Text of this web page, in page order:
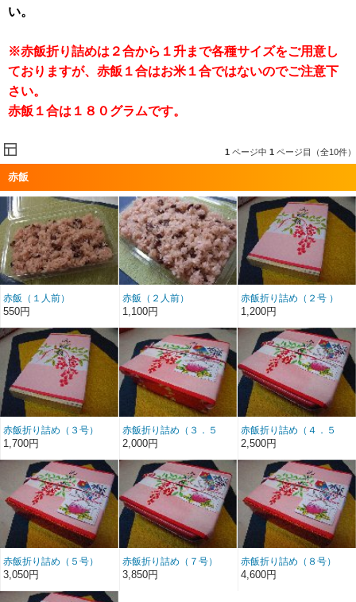
い。
※赤飯折り詰めは２合から１升まで各種サイズをご用意し
ておりますが、赤飯１合はお米１合ではないのでご注意下
さい。
赤飯１合は１８０グラムです。
1 ページ中 1 ページ目（全10件）
赤飯
赤飯（１人前）
550円
赤飯（２人前）
1,100円
赤飯折り詰め（２号 ）
1,200円
赤飯折り詰め（３号）
1,700円
赤飯折り詰め（３．５
号）
2,000円
赤飯折り詰め（４．５
号）
2,500円
赤飯折り詰め（５号）
3,050円
赤飯折り詰め（７号）
3,850円
赤飯折り詰め（８号）
4,600円